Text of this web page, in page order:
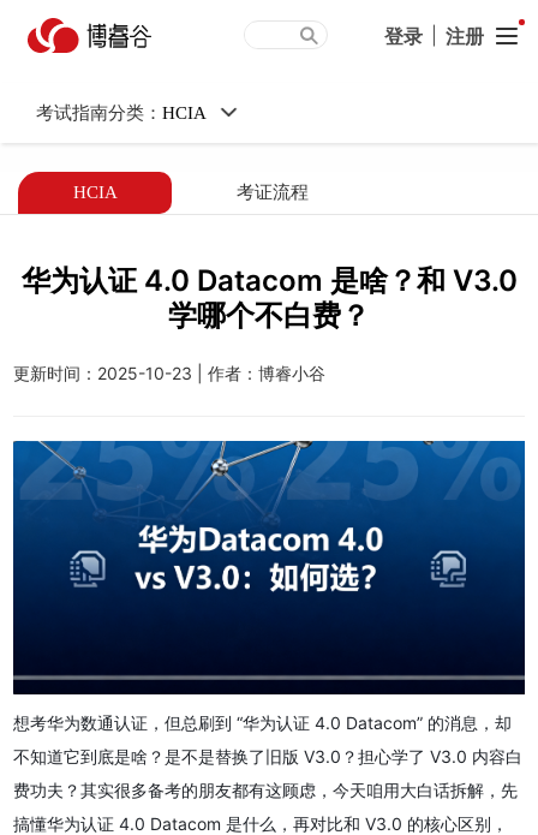
华为认证 4.0 Datacom 是
啥？和 V3.0 学哪个不白
费？
登录 注册
考试指南分类： HCIA
HCIA 考证流程
华为认证 4.0 Datacom 是啥？和 V3.0
学哪个不白费？
更新时间： 2025-10-23 作者：博睿小谷
想考华为数通认证，但总刷到 “华为认证 4.0 Datacom” 的消息，却
不知道它到底是啥？是不是替换了旧版 V3.0？担心学了 V3.0 内容白
费功夫？其实很多备考的朋友都有这顾虑，今天咱用大白话拆解，先
搞懂华为认证 4.0 Datacom 是什么，再对比和 V3.0 的核心区别，